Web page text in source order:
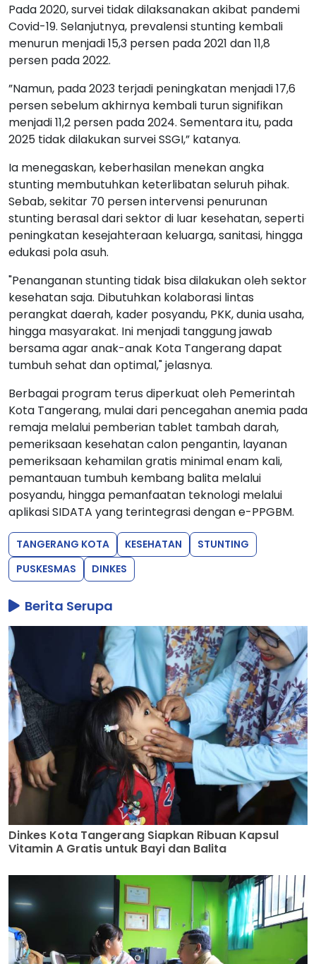
Pada 2020, survei tidak dilaksanakan akibat pandemi
Covid-19. Selanjutnya, prevalensi stunting kembali
menurun menjadi 15,3 persen pada 2021 dan 11,8
persen pada 2022.
”Namun, pada 2023 terjadi peningkatan menjadi 17,6
persen sebelum akhirnya kembali turun signifikan
menjadi 11,2 persen pada 2024. Sementara itu, pada
2025 tidak dilakukan survei SSGI,” katanya.
Ia menegaskan, keberhasilan menekan angka
stunting membutuhkan keterlibatan seluruh pihak.
Sebab, sekitar 70 persen intervensi penurunan
stunting berasal dari sektor di luar kesehatan, seperti
peningkatan kesejahteraan keluarga, sanitasi, hingga
edukasi pola asuh.
"Penanganan stunting tidak bisa dilakukan oleh sektor
kesehatan saja. Dibutuhkan kolaborasi lintas
perangkat daerah, kader posyandu, PKK, dunia usaha,
hingga masyarakat. Ini menjadi tanggung jawab
bersama agar anak-anak Kota Tangerang dapat
tumbuh sehat dan optimal," jelasnya.
Berbagai program terus diperkuat oleh Pemerintah
Kota Tangerang, mulai dari pencegahan anemia pada
remaja melalui pemberian tablet tambah darah,
pemeriksaan kesehatan calon pengantin, layanan
pemeriksaan kehamilan gratis minimal enam kali,
pemantauan tumbuh kembang balita melalui
posyandu, hingga pemanfaatan teknologi melalui
aplikasi SIDATA yang terintegrasi dengan e-PPGBM.
TANGERANG KOTA KESEHATAN
STUNTING
PUSKESMAS
DINKES
Berita Serupa
Dinkes Kota Tangerang Siapkan Ribuan Kapsul
Vitamin A Gratis untuk Bayi dan Balita